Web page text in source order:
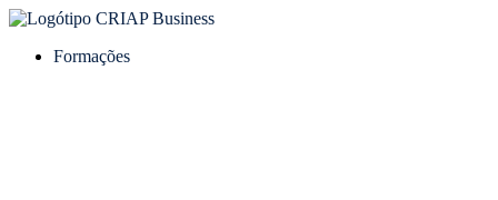
Formações